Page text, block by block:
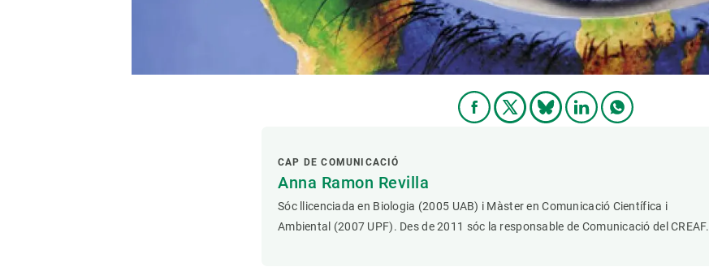
CAP DE COMUNICACIÓ
Anna Ramon Revilla
Sóc llicenciada en Biologia (2005 UAB) i Màster en Comunicació Científica i
Ambiental (2007 UPF). Des de 2011 sóc la responsable de Comunicació del CREAF.